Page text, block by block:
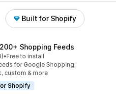
Built for Shopify
Shopping Feeds
5
totali
•Free to install
for Google Shopping,
custom & more
Shopify